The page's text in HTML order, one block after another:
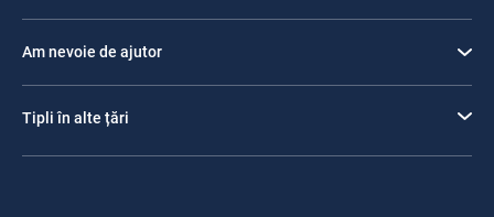
Am nevoie de ajutor
Tipli în alte țări